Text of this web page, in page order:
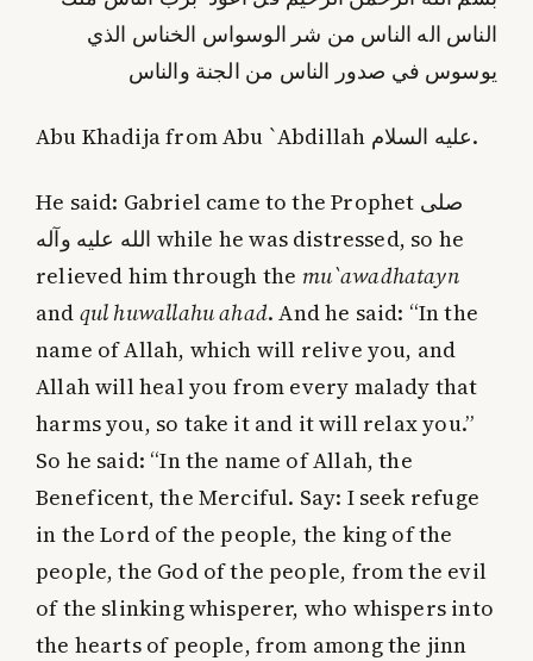
الناس اله الناس من شر الوسواس الخناس الذي
يوسوس في صدور الناس من الجنة والناس
Abu Khadija from Abu `Abdillah عليه السلام.
He said: Gabriel came to the Prophet صلى
الله عليه وآله while he was distressed, so he
relieved him through the mu`awadhatayn
and qul huwallahu ahad. And he said: “In the
name of Allah, which will relive you, and
Allah will heal you from every malady that
harms you, so take it and it will relax you.”
So he said: “In the name of Allah, the
Beneficent, the Merciful. Say: I seek refuge
in the Lord of the people, the king of the
people, the God of the people, from the evil
of the slinking whisperer, who whispers into
the hearts of people, from among the jinn